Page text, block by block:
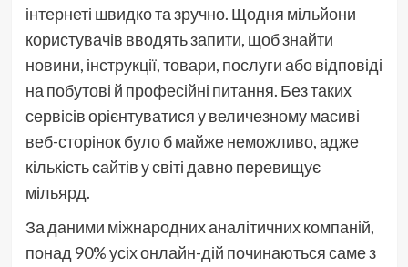
інтернеті швидко та зручно. Щодня мільйони
користувачів вводять запити, щоб знайти
новини, інструкції, товари, послуги або відповіді
на побутові й професійні питання. Без таких
сервісів орієнтуватися у величезному масиві
веб-сторінок було б майже неможливо, адже
кількість сайтів у світі давно перевищує
мільярд.
За даними міжнародних аналітичних компаній,
понад 90% усіх онлайн-дій починаються саме з